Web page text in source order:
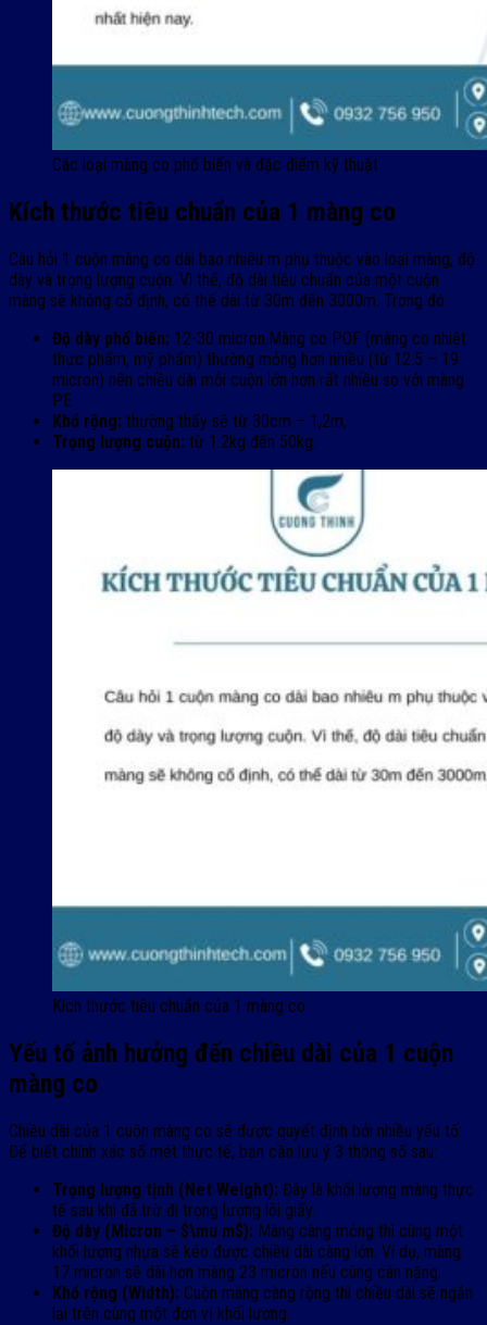
Các loại màng co phổ biến và đặc điểm kỹ thuật
Kích thước tiêu chuẩn của 1 màng co
Câu hỏi 1 cuộn màng co dài bao nhiêu m phụ thuộc vào loại màng, độ
dày và trọng lượng cuộn. Vì thế, độ dài tiêu chuẩn của một cuộn
màng sẽ không cố định, có thể dài từ 30m đến 3000m. Trong đó:
Độ dày phổ biến: 12-30 micron.Màng co POF (màng co nhiệt
thực phẩm, mỹ phẩm) thường mỏng hơn nhiều (từ 12.5 – 19
micron) nên chiều dài mỗi cuộn lớn hơn rất nhiều so với màng
PE
Khổ rộng: thường thấy sẽ từ 30cm – 1,2m,
Trọng lượng cuộn: từ 1.2kg đến 50kg.
Kích thước tiêu chuẩn của 1 màng co
Yếu tố ảnh hưởng đến chiều dài của 1 cuộn
màng co
Chiều dài của 1 cuộn màng co sẽ được quyết định bởi nhiều yếu tố:
Để biết chính xác số mét thực tế, bạn cần lưu ý 3 thông số sau:
Trọng lượng tịnh (Net Weight): Đây là khối lượng màng thực
tế sau khi đã trừ đi trọng lượng lõi giấy.
Độ dày (Micron – $\mu m$): Màng càng mỏng thì cùng một
khối lượng nhựa sẽ kéo được chiều dài càng lớn. Ví dụ, màng
17 micron sẽ dài hơn màng 23 micron nếu cùng cân nặng.
Khổ rộng (Width): Cuộn màng càng rộng thì chiều dài sẽ ngắn
lại trên cùng một đơn vị khối lượng.